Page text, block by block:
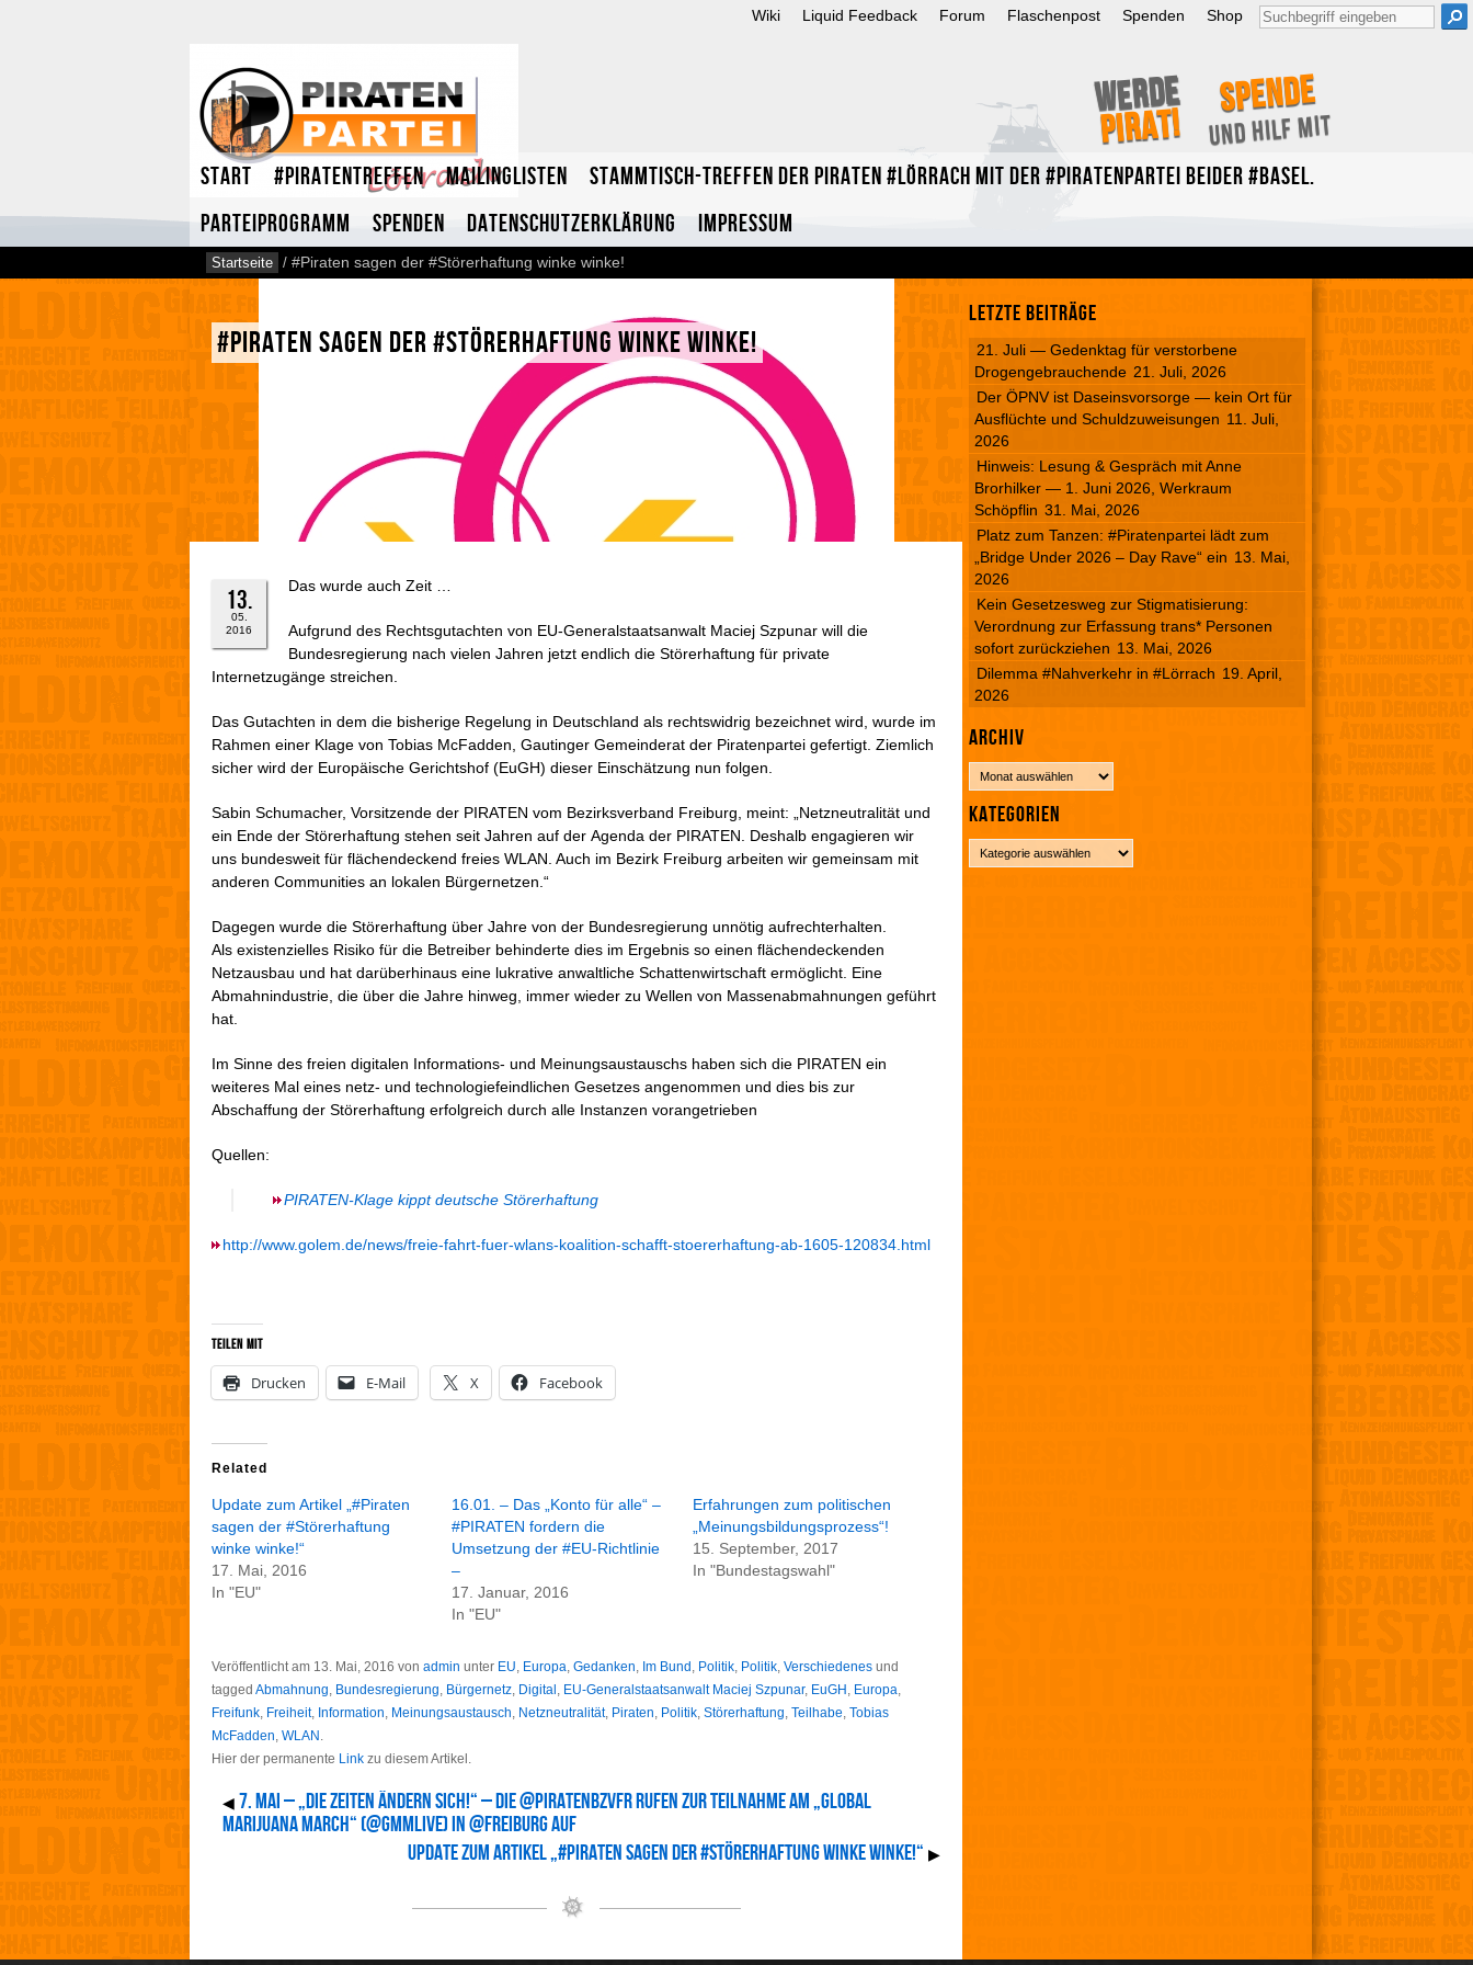
Wiki Liquid Feedback Forum Flaschenpost Spenden Shop
Suche
nach:
Start #Piratentreffen Mailinglisten
Stammtisch-Treffen der Piraten #Lörrach mit der #Piratenpartei beider #Basel.
Parteiprogramm
Spenden Datenschutzerklärung Impressum
Werde
Pirat!
Spende
und hilf mit
Startseite / #Piraten sagen der #Störerhaftung winke winke!
#Piraten sagen der #Störerhaftung winke winke!
13.
05.
2016
Das wurde auch Zeit …
Aufgrund des Rechtsgutachten von EU-Generalstaatsanwalt Maciej Szpunar will die
Bundesregierung nach vielen Jahren jetzt endlich die Störerhaftung für private
Internetzugänge streichen.
Das Gutachten in dem die bisherige Regelung in Deutschland als rechtswidrig bezeichnet wird, wurde im
Rahmen einer Klage von Tobias McFadden, Gautinger Gemeinderat der Piratenpartei gefertigt. Ziemlich
sicher wird der Europäische Gerichtshof (EuGH) dieser Einschätzung nun folgen.
Sabin Schumacher, Vorsitzende der PIRATEN vom Bezirksverband Freiburg, meint: „Netzneutralität und
ein Ende der Störerhaftung stehen seit Jahren auf der Agenda der PIRATEN. Deshalb engagieren wir
uns bundesweit für flächendeckend freies WLAN. Auch im Bezirk Freiburg arbeiten wir gemeinsam mit
anderen Communities an lokalen Bürgernetzen.“
Dagegen wurde die Störerhaftung über Jahre von der Bundesregierung unnötig aufrechterhalten.
Als existenzielles Risiko für die Betreiber behinderte dies im Ergebnis so einen flächendeckenden
Netzausbau und hat darüberhinaus eine lukrative anwaltliche Schattenwirtschaft ermöglicht. Eine
Abmahnindustrie, die über die Jahre hinweg, immer wieder zu Wellen von Massenabmahnungen geführt
hat.
Im Sinne des freien digitalen Informations- und Meinungsaustauschs haben sich die PIRATEN ein
weiteres Mal eines netz- und technologiefeindlichen Gesetzes angenommen und dies bis zur
Abschaffung der Störerhaftung erfolgreich durch alle Instanzen vorangetrieben
Quellen:
PIRATEN-Klage kippt deutsche Störerhaftung
http://www.golem.de/news/freie-fahrt-fuer-wlans-koalition-schafft-stoererhaftung-ab-1605-120834.html
Teilen mit
Drucken E-Mail X Facebook
Related
Update zum Artikel „#Piraten
sagen der #Störerhaftung
winke winke!“
17. Mai, 2016
In "EU"
16.01. – Das „Konto für alle“ –
#PIRATEN fordern die
Umsetzung der #EU-Richtlinie
–
17. Januar, 2016
In "EU"
Erfahrungen zum politischen
„Meinungsbildungsprozess“!
15. September, 2017
In "Bundestagswahl"
Veröffentlicht am 13. Mai, 2016 von admin unter EU, Europa, Gedanken, Im Bund, Politik, Politik, Verschiedenes und
tagged Abmahnung, Bundesregierung, Bürgernetz, Digital, EU-Generalstaatsanwalt Maciej Szpunar, EuGH, Europa,
Freifunk, Freiheit, Information, Meinungsaustausch, Netzneutralität, Piraten, Politik, Störerhaftung, Teilhabe, Tobias
McFadden, WLAN.
Hier der permanente Link zu diesem Artikel.
◀ 7. Mai – „Die Zeiten ändern sich!“ – Die @PiratenBzVFR rufen zur Teilnahme am „Global
Marijuana March“ (@GMMLIVE) in @Freiburg auf
Update zum Artikel „#Piraten sagen der #Störerhaftung winke winke!“ ▶
Letzte Beiträge
21. Juli — Gedenktag für verstorbene
Drogengebrauchende 21. Juli, 2026
Der ÖPNV ist Daseinsvorsorge — kein Ort für
Ausflüchte und Schuldzuweisungen 11. Juli,
2026
Hinweis: Lesung & Gespräch mit Anne
Brorhilker — 1. Juni 2026, Werkraum
Schöpflin 31. Mai, 2026
Platz zum Tanzen: #Piratenpartei lädt zum
„Bridge Under 2026 – Day Rave“ ein 13. Mai,
2026
Kein Gesetzesweg zur Stigmatisierung:
Verordnung zur Erfassung trans* Personen
sofort zurückziehen 13. Mai, 2026
Dilemma #Nahverkehr in #Lörrach 19. April,
2026
Archiv
r
c
Kategorien
a